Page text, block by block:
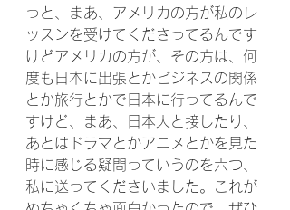
っと、まあ、アメリカの方が私のレ
ッスンを受けてくださってるんです
けどアメリカの方が、その方は、何
度も日本に出張とかビジネスの関係
とか旅行とかで日本に行ってるんで
すけど、まあ、日本人と接したり、
あとはドラマとかアニメとかを見た
時に感じる疑問っていうのを六つ、
私に送ってくださいました。これが